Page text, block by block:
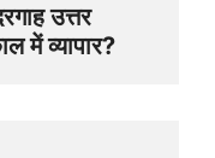
उत्तर
में व्यापार?